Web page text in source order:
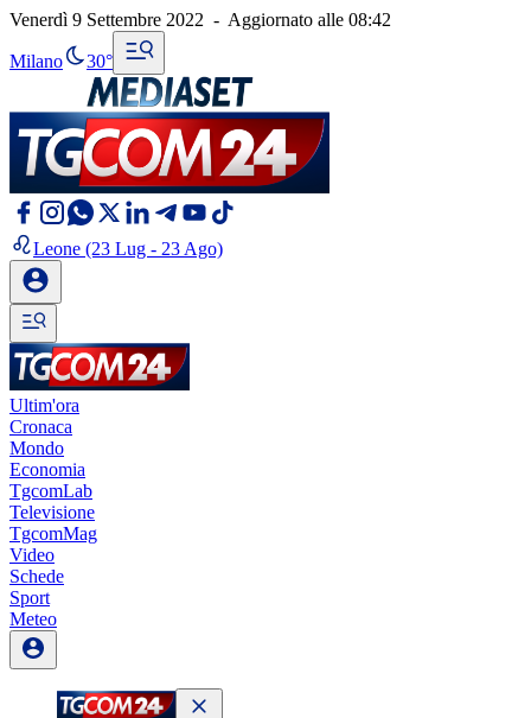
Venerdì 9 Settembre 2022 - Aggiornato alle 08:42
Milano 30°
Leone (23 Lug - 23 Ago)
Ultim'ora
Cronaca
Mondo
Economia
TgcomLab
Televisione
TgcomMag
Video
Schede
Sport
Meteo